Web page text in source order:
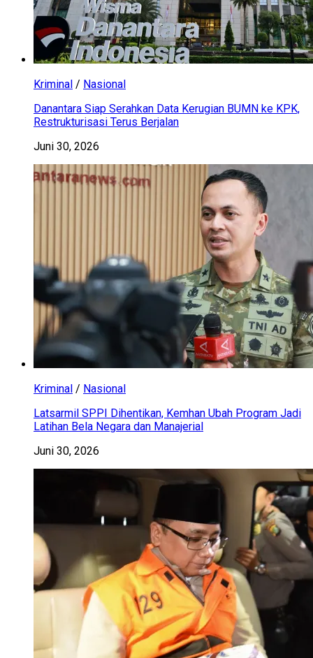
Kriminal / Nasional
Danantara Siap Serahkan Data Kerugian BUMN ke KPK,
Restrukturisasi Terus Berjalan
Juni 30, 2026
Kriminal / Nasional
Latsarmil SPPI Dihentikan, Kemhan Ubah Program Jadi
Latihan Bela Negara dan Manajerial
Juni 30, 2026